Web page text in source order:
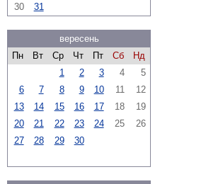
30
31
вересень
Пн
Вт Ср Чт Пт Сб
Нд
1
2 3 4
5
6
7 8 9 10 11
12
13
14 15 16 17 18
19
20
21 22 23 24 25
26
27
28 29 30